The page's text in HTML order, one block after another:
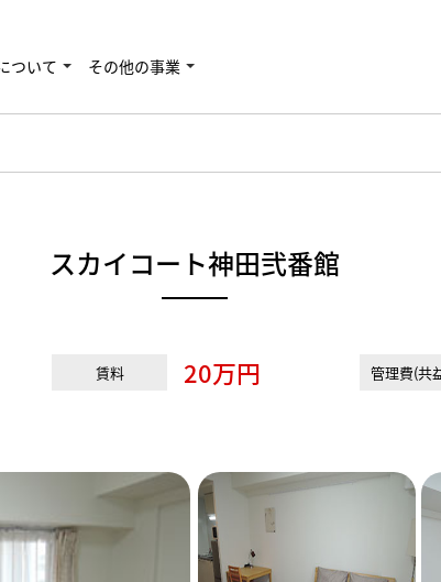
ついて その他の事業
スカイコート神田弐番館
賃料 20万円 管理費(共